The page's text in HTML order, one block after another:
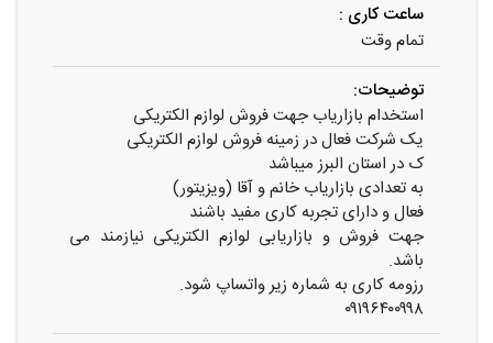
ساعت کاری :
تمام وقت
توضیحات:
استخدام بازاریاب جهت فروش لوازم الکتریکی
یک شرکت فعال در زمینه فروش لوازم الکتریکی
ک در استان البرز میباشد
به تعدادی بازاریاب خانم و آقا (ویزیتور)
فعال و دارای تجربه کاری مفید باشند
جهت فروش و بازاریابی لوازم الکتریکی نیازمند می
باشد.
رزومه کاری به شماره زیر واتساپ شود.
۰۹۱۹۶۴۰۰۹۹۸